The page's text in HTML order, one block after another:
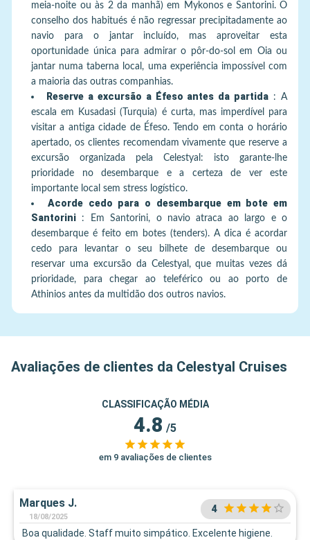
meia-noite ou às 2 da manhã) em Mykonos e Santorini. O
conselho dos habitués é não regressar precipitadamente ao
navio para o jantar incluído, mas aproveitar esta
oportunidade única para admirar o pôr-do-sol em Oia ou
jantar numa taberna local, uma experiência impossível com
a maioria das outras companhias.
Reserve a excursão a Éfeso antes da partida :A
escala em Kusadasi (Turquia) é curta, mas imperdível para
visitar a antiga cidade de Éfeso. Tendo em conta o horário
apertado, os clientes recomendam vivamente que reserve a
excursão organizada pela Celestyal: isto garante-lhe
prioridade no desembarque e a certeza de ver este
importante local sem stress logístico.
Acorde cedo para o desembarque em bote em
Santorini
:
Em Santorini, o navio atraca ao largo e o
desembarque é feito em botes (tenders). A dica é acordar
cedo para levantar o seu bilhete de desembarque ou
reservar uma excursão da Celestyal, que muitas vezes dá
prioridade, para chegar ao teleférico ou ao porto de
Athinios antes da multidão dos outros navios.
Avaliações de clientes da Celestyal Cruises
CLASSIFICAÇÃO MÉDIA
4.8 /5
em 9 avaliações de clientes
Marques J.
18/08/2025
4
Boa qualidade. Staff muito simpático. Excelente higiene.